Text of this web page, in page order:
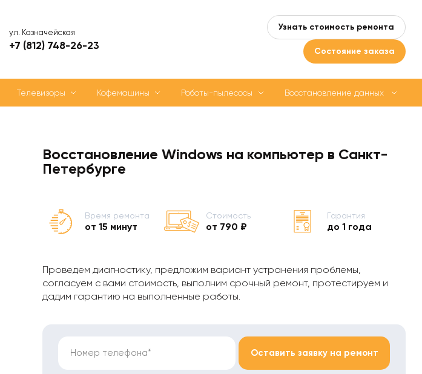
ул. Казначейская
+7 (812) 748-26-23
Узнать стоимость ремонта
Состояние заказа
Телевизоры Кофемашины Роботы-пылесосы Восстановление данных
Восстановление Windows на компьютер в Санкт-
Петербурге
Время ремонта
от 15 минут
Стоимость
от 790 ₽
Гарантия
до 1 года
Проведем диагностику, предложим вариант устранения проблемы,
согласуем с вами стоимость, выполним срочный ремонт, протестируем и
дадим гарантию на выполненные работы.
Номер телефона* Оставить заявку на ремонт